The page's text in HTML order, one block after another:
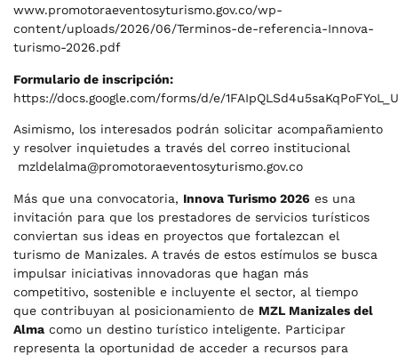
www.promotoraeventosyturismo.gov.co/wp-
content/uploads/2026/06/Terminos-de-referencia-Innova-
turismo-2026.pdf
Formulario de inscripción:
https://docs.google.com/forms/d/e/
Asimismo, los interesados podrán solicitar acompañamiento
y resolver inquietudes a través del correo institucional
mzldelalma@promotoraeventosyturismo.gov.co
Más que una convocatoria, Innova Turismo 2026 es una
invitación para que los prestadores de servicios turísticos
conviertan sus ideas en proyectos que fortalezcan el
turismo de Manizales. A través de estos estímulos se busca
impulsar iniciativas innovadoras que hagan más
competitivo, sostenible e incluyente el sector, al tiempo
que contribuyan al posicionamiento de MZL Manizales del
Alma como un destino turístico inteligente. Participar
representa la oportunidad de acceder a recursos para